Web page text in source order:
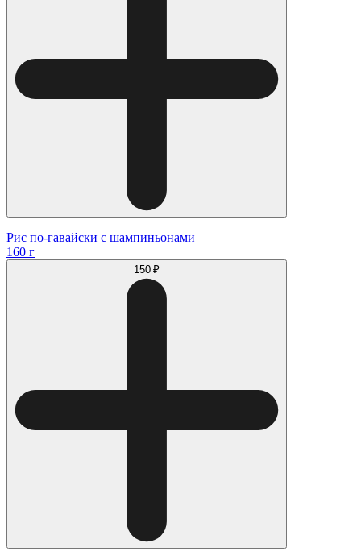
Рис по-гавайски с шампиньонами
160 г
150 ₽